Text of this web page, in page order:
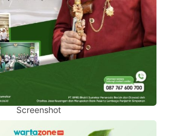
Screenshot